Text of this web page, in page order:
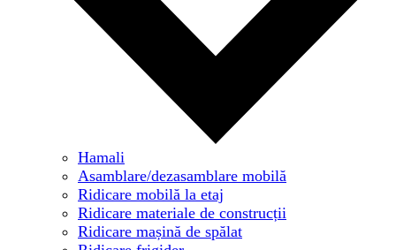
Hamali
Asamblare/dezasamblare mobilă
Ridicare mobilă la etaj
Ridicare materiale de construcții
Ridicare mașină de spălat